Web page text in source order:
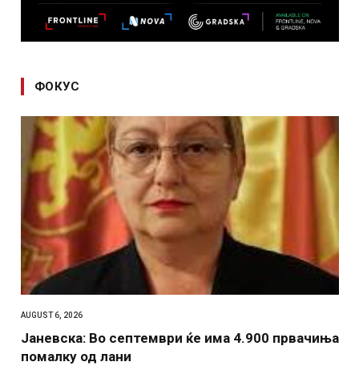
ФОКУС
AUGUST 6, 2026
Јаневска: Во септември ќе има 4.900 првачиња
помалку од лани